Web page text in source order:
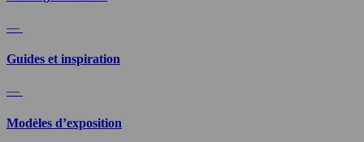
—
Guides et inspiration
—
Modèles d’exposition